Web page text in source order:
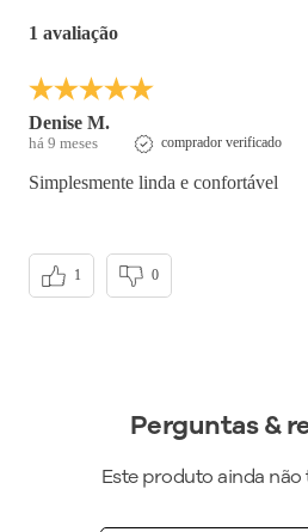
Peso do Produto
Ref:500405
1 avaliação
Denise M.
há 9 meses comprador verificado
Simplesmente linda e confortável
1 0
Perguntas &
Este produto ainda